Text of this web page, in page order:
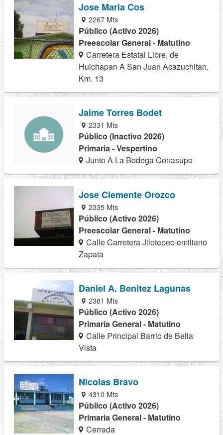
Jose Maria Cos
2267 Mts
Público (Activo 2026)
Preescolar General - Matutino
Carretera Estatal Libre, de
Huichapan A San Juan Acazuchitan,
Km. 13
Jaime Torres Bodet
2331 Mts
Público (Inactivo 2026)
Primaria - Vespertino
Junto A La Bodega Conasupo
Jose Clemente Orozco
2335 Mts
Público (Activo 2026)
Preescolar General - Matutino
Calle Carretera Jilotepec-emiliano
Zapata
Daniel A. Benitez Lagunas
2381 Mts
Público (Activo 2026)
Primaria General - Matutino
Calle Principal Barrio de Bella
Vista
Nicolas Bravo
4310 Mts
Público (Activo 2026)
Primaria General - Matutino
Cerrada